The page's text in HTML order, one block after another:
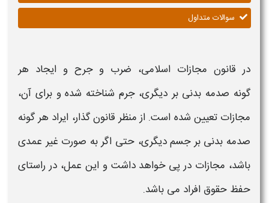
سوالات متداول
در قانون مجازات اسلامی، ضرب و جرح و ایجاد هر
گونه صدمه بدنی بر دیگری، جرم شناخته شده و برای آن،
مجازات تعیین شده است. از منظر قانون گذار، ایراد هر گونه
صدمه بدنی بر جسم دیگری، حتی اگر به صورت غیر عمدی
باشد، مجازات در پی خواهد داشت و این عمل، در راستای
حفظ حقوق افراد می باشد.